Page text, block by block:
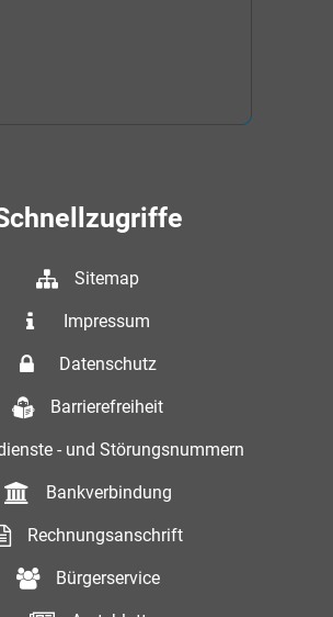
Sitemap
Impressum
Datenschutz
Barrierefreiheit
- und Störungsnummern
Bankverbindung
Rechnungsanschrift
Bürgerservice